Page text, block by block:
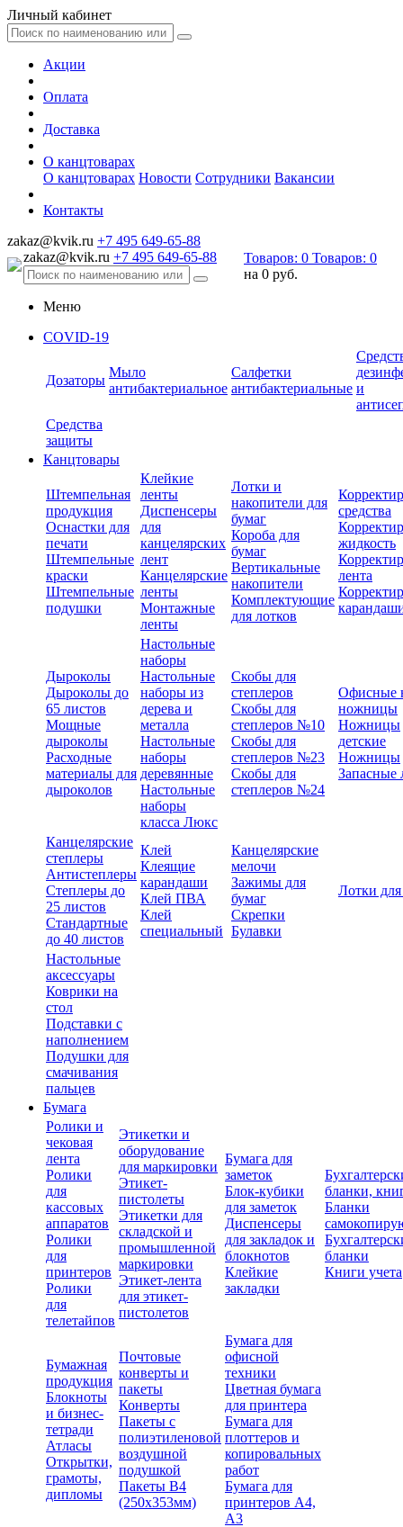
Личный кабинет
Акции
Оплата
Доставка
О канцтоварах
О канцтоварах Новости Сотрудники Вакансии
Контакты
zakaz@kvik.ru +7 495 649-65-88
zakaz@kvik.ru +7 495 649-65-88 Товаров: 0 Товаров: 0
на 0 руб.
Меню
COVID-19
Дозаторы
Мыло
антибактериальное
Салфетки
антибактериальные и
Средства
защиты
Канцтовары
Штемпельная
продукция
Оснастки для
печати
Штемпельные
краски
Штемпельные
подушки
Клейкие
ленты
Диспенсеры
для
канцелярских
лент
Канцелярские
ленты
Монтажные
ленты
Лотки и
накопители для
бумаг
Короба для
бумаг
Вертикальные
накопители
Комплектующие
для лотков
средства
жидкость
лента
Дыроколы
Дыроколы до
65 листов
Мощные
дыроколы
Расходные
материалы для
дыроколов
Настольные
наборы
Настольные
наборы из
дерева и
металла
Настольные
наборы
деревянные
Настольные
наборы
класса Люкс
Скобы для
степлеров
Скобы для
степлеров №10
Скобы для
степлеров №23
Скобы для
степлеров №24
Офисные
ножницы
Ножницы
детские
Ножницы
Запасные
Канцелярские
степлеры
Антистеплеры
Степлеры до
25 листов
Стандартные
до 40 листов
Клей
Клеящие
карандаши
Клей ПВА
Клей
специальный
Канцелярские
мелочи
Зажимы для
бумаг
Скрепки
Булавки
Лотки
Настольные
аксессуары
Коврики на
стол
Подставки с
наполнением
Подушки для
смачивания
пальцев
Бумага
Ролики и
чековая
лента
Ролики
для
кассовых
аппаратов
Ролики
для
принтеров
Ролики
для
телетайпов
Этикетки и
оборудование
для маркировки
Этикет-
пистолеты
Этикетки для
складской и
промышленной
маркировки
Этикет-лента
для этикет-
пистолетов
Бумага для
заметок
Блок-кубики
для заметок
Диспенсеры
для закладок и
блокнотов
Клейкие
закладки
бланки,
Бланки
бланки
Книги учета
Бумажная
продукция
Блокноты
и бизнес-
тетради
Атласы
Открытки,
грамоты,
дипломы
Почтовые
конверты и
пакеты
Конверты
Пакеты с
полиэтиленовой
воздушной
подушкой
Пакеты В4
(250х353мм)
Бумага для
офисной
техники
Цветная бумага
для принтера
Бумага для
плоттеров и
копировальных
работ
Бумага для
принтеров А4,
А3